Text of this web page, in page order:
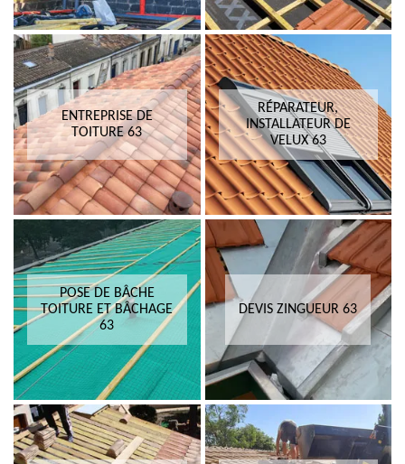
ENTREPRISE DE
TOITURE 63
RÉPARATEUR,
INSTALLATEUR DE
VELUX 63
POSE DE BÂCHE
TOITURE ET BÂCHAGE
63
DEVIS ZINGUEUR 63